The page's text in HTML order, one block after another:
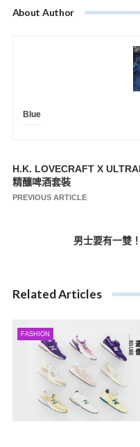
About Author
Blue
文
章
H.K. LOVECRAFT X
精釀啤酒套裝
PREVIOUS ARTICLE
男士要有一雙
Related Articles
FASHION